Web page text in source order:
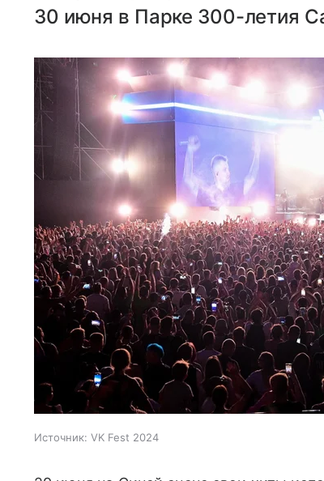
30 июня в Парке 300-летия
Источник: VK Fest 2024